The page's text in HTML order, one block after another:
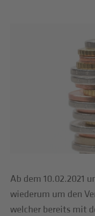
Ab dem 10.02.2021
wiederum um den
welcher bereits mit